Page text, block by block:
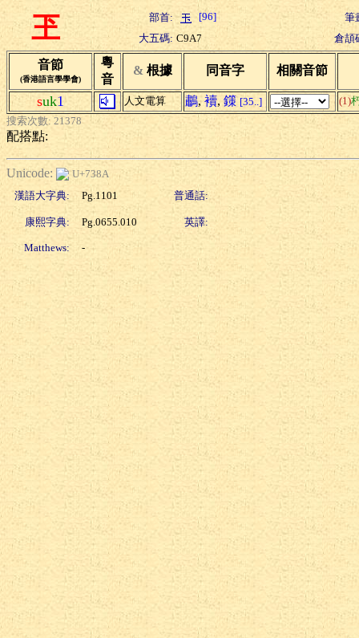
玊 部首: [96]
筆
大五碼: C9A7 倉頡
音節
(香港語言學學會)
粵
音
& 根據 同音字 相關音節
suk1 人文電算 鷫, 襩, 鏼 [35..] (1)
搜索次數: 21378
配搭點:
Unicode:
U+738A
漢語大字典:
Pg.1101 普通話:
康熙字典: Pg.0655.010 英譯:
Matthews: -